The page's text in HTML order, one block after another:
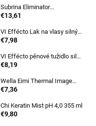
Subrina Eliminator
odstraňovač barvy 2 x 100 ml
€13,61
VI Effécto Lak na vlasy silný
500 ml
€7,98
VI Effécto pěnové tužidlo silné
250 ml
€8,19
Wella Eimi Thermal Image
150 ml
€7,36
Chi Keratin Mist pH 4,0 355 ml
€9,80